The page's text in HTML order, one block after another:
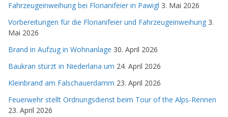
Fahrzeugeinweihung bei Florianifeier in Pawigl 3. Mai 2026
Vorbereitungen für die Florianifeier und Fahrzeugeinweihung 3.
Mai 2026
Brand in Aufzug in Wohnanlage 30. April 2026
Baukran stürzt in Niederlana um 24. April 2026
Kleinbrand am Falschauerdamm 23. April 2026
Feuerwehr stellt Ordnungsdienst beim Tour of the Alps-Rennen
23. April 2026